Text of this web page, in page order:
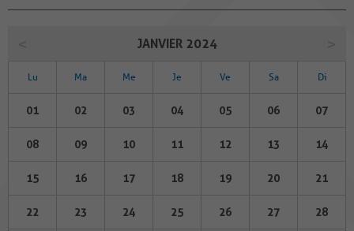
JANVIER 2024
Lu Ma Me Je Ve Sa Di
01 02 03 04 05 06 07
08 09 10 11 12 13 14
15 16 17 18 19 20 21
22 23 24 25 26 27 28